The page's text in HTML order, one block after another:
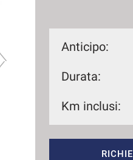
Anticipo:
Durata:
Km inclusi: